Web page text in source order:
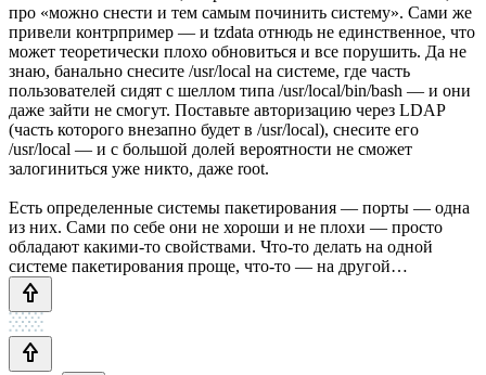
про «можно снести и тем самым починить систему». Сами же
привели контрпример — и tzdata отнюдь не единственное, что
может теоретически плохо обновиться и все порушить. Да не
знаю, банально снесите /usr/local на системе, где часть
пользователей сидят с шеллом типа /usr/local/bin/bash — и они
даже зайти не смогут. Поставьте авторизацию через LDAP
(часть которого внезапно будет в /usr/local), снесите его
/usr/local — и с большой долей вероятности не сможет
залогиниться уже никто, даже root.
Есть определенные системы пакетирования — порты — одна
из них. Сами по себе они не хороши и не плохи — просто
обладают какими-то свойствами. Что-то делать на одной
системе пакетирования проще, что-то — на другой…